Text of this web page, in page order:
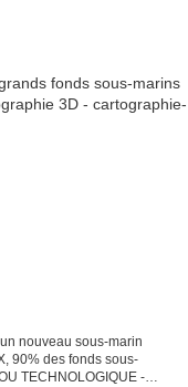
90% des fonds sous-
TECHNOLOGIQUE -